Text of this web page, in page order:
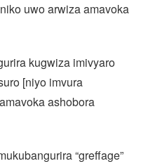
niko uwo arwiza amavoka
kugwiza imivyaro
[niyo imvura
ashobora
“greffage”